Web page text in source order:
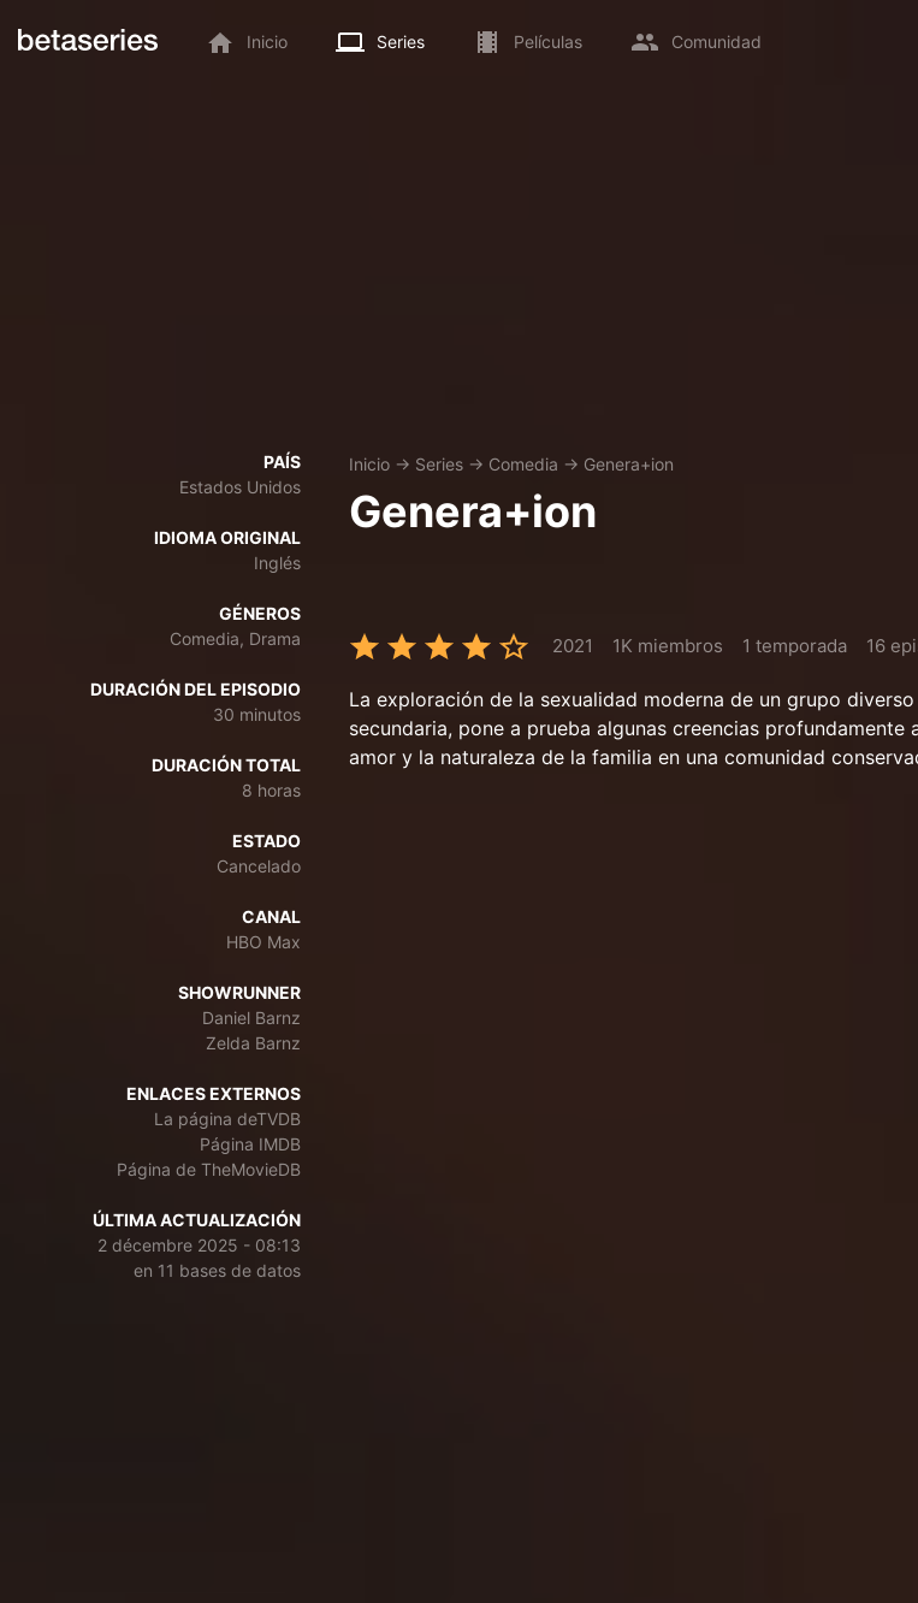
Inicio Series Películas Comunidad
PAÍS
Estados Unidos
IDIOMA ORIGINAL
Inglés
GÉNEROS
Comedia, Drama
DURACIÓN DEL EPISODIO
30 minutos
DURACIÓN TOTAL
8 horas
ESTADO
Cancelado
CANAL
HBO Max
SHOWRUNNER
Daniel Barnz
Zelda Barnz
ENLACES EXTERNOS
La página deTVDB
Página IMDB
Página de TheMovieDB
ÚLTIMA ACTUALIZACIÓN
2 décembre 2025 - 08:13
en 11 bases de datos
Inicio → Series → Comedia → Genera+ion
Genera+ion
2021 1K miembros 1 temporada 16
La exploración de la sexualidad moderna de un grupo
secundaria, pone a prueba algunas creencias profundamente
amor y la naturaleza de la familia en una comunidad